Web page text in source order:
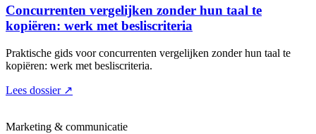
Concurrenten vergelijken zonder hun taal te
kopiëren: werk met besliscriteria
Praktische gids voor concurrenten vergelijken zonder hun taal te
kopiëren: werk met besliscriteria.
Lees dossier ↗
Marketing & communicatie